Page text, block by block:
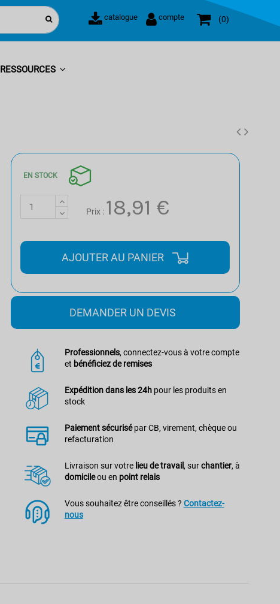
0
compte
catalogue
RESSOURCES
EN STOCK
Prix : 18,91 €
AJOUTER AU PANIER
DEMANDER UN DEVIS
Professionnels, connectez-vous à votre compte
et bénéficiez de remises
Expédition dans les 24h pour les produits en
stock
Paiement sécurisépar CB, virement, chèque ou
refacturation
Livraison sur votre lieu de travail , surchantier, à
domicileou en point relais
Vous souhaitez être conseillés ? Contactez-
nous